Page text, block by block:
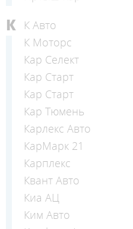
К
К Авто
К Моторс
Кар Селект
Кар Старт
Кар Старт
Кар Тюмень
Карлекс Авто
КарМарк 21
Карплекс
Квант Авто
Киа АЦ
Ким Авто